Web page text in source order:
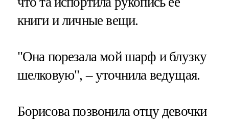
книги и личные вещи.
"Она порезала мой шарф и блузку
шелковую", – уточнила ведущая.
Борисова позвонила отцу девочки